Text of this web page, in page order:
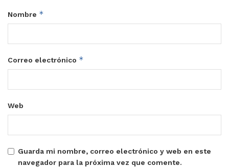
Nombre *
Correo electrónico *
Web
Guarda mi nombre, correo electrónico y web en este
navegador para la próxima vez que comente.